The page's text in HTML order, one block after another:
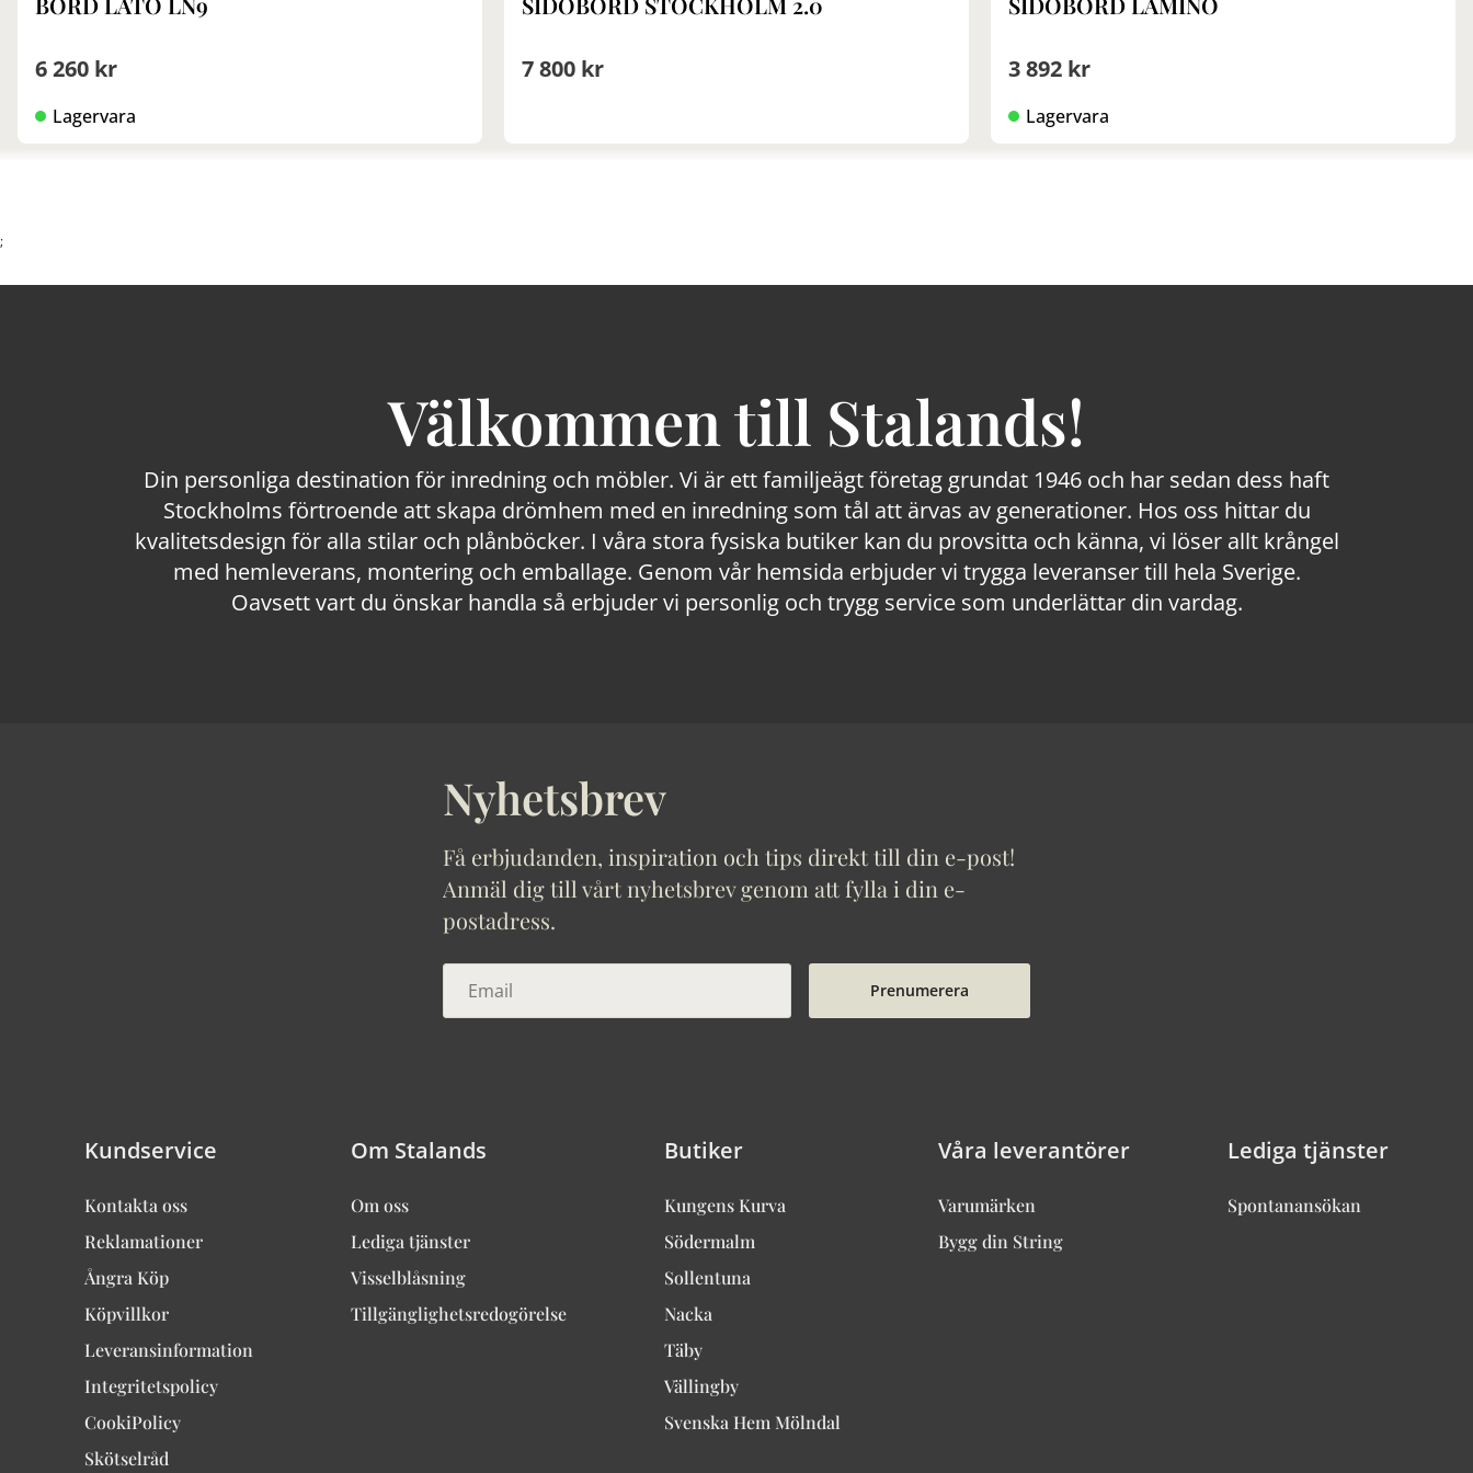
6 260 kr
Lagervara
7 800 kr 3 892 kr
Lagervara
;
Välkommen till Stalands!
Din personliga destination för inredning och möbler. Vi är ett familjeägt företag grundat 1946 och har sedan dess haft
Stockholms förtroende att skapa drömhem med en inredning som tål att ärvas av generationer. Hos oss hittar du
kvalitetsdesign för alla stilar och plånböcker. I våra stora fysiska butiker kan du provsitta och känna, vi löser allt krångel
med hemleverans, montering och emballage. Genom vår hemsida erbjuder vi trygga leveranser till hela Sverige.
Oavsett vart du önskar handla så erbjuder vi personlig och trygg service som underlättar din vardag.
Nyhetsbrev
Få erbjudanden, inspiration och tips direkt till din e-post!
Anmäl dig till vårt nyhetsbrev genom att fylla i din e-
postadress.
Prenumerera
Kundservice
Kontakta oss
Reklamationer
Ångra Köp
Köpvillkor
Leveransinformation
Integritetspolicy
CookiPolicy
Skötselråd
Om Stalands
Om oss
Lediga tjänster
Visselblåsning
Tillgänglighetsredogörelse
Butiker
Kungens Kurva
Södermalm
Sollentuna
Nacka
Täby
Vällingby
Svenska Hem Mölndal
Våra leverantörer
Varumärken
Bygg din String
Lediga tjänster
Spontanansökan